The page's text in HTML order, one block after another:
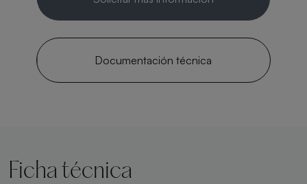
Documentación técnica
Ficha técnica